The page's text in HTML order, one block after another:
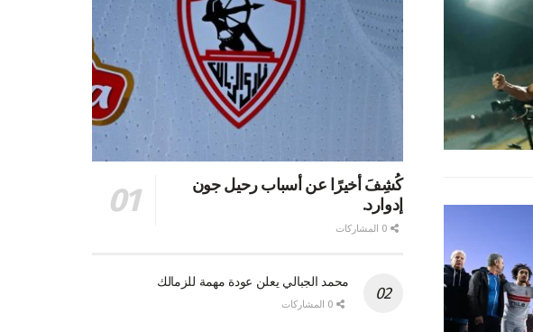
كُشِفَ أخيرًا عن أسباب رحيل جون
إدوارد.
محمد الجبالي يعلن عودة مهمة للزمالك